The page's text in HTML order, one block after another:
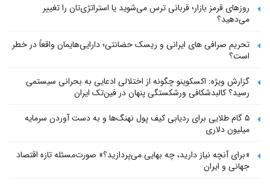
روزهای قرمز بازار؛ قربانی ترس می‌شوید یا استراتژی‌تان را تغییر
می‌دهید؟
تحریم صرافی های ایرانی و ریسک حضانتی؛ دارایی‌هایمان واقعاً در خطر
است؟
گزارش ویژه: اکسکوینو چگونه از اختلالی ادعایی به بحرانی سیستمی
رسید؟ کالبدشکافی ورشکستگی پنهان در فین‌تک ایران
۵ گام طلایی برای ردیابی کیف پول‌ نهنگ‌ها و به دست آوردن سرمایه
میلیون دلاری
«برای آنچه نیاز دارید، چه بهایی می‌پردازید؟» صورت‌مسئله تازه اقتصاد
جهانی و ایران